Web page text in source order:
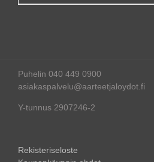
Puhelin 040 449 0900
asiakaspalvelu@aarteetjaloydot.fi
Y-tunnus 2907246-2
Rekisteriseloste